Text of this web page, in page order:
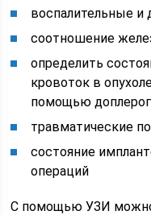
воспалительные и
соотношение
определить
кровоток в
помощью
травматические
состояние
операций
С помощью УЗИ можно